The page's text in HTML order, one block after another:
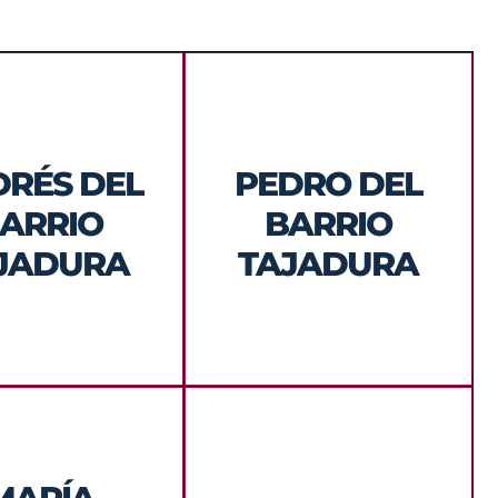
DEL
Arquitecto Técnico
de la Edificación
PEDRO DEL
BARRIO
TAJADURA
Ingeniero de Caminos,
canales y puertos